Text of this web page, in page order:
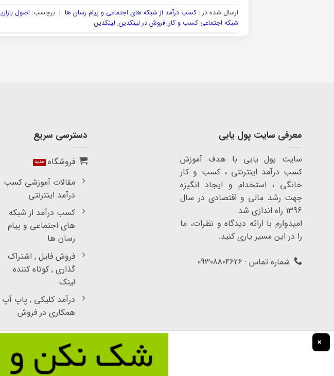
ارسال شده در :کسب درآمد از شبکه های اجتماعی و پیام رسان ها | برچسب: اصول
شبکه اجتماعی کسب و کار,فروش در لینکدین, لینکدین
معرفی سایت پول یابی
سایت پول یابی با هدف آموزش
کسب درآمد اینترنتی ، کسب و کار
خانگی ، استخدام و ایجاد انگیزه
جهت رشد مالی و اقتصادی در سال
1396 راه اندازی شد.
امیدوارم با ارائه دیدگاه و نظرات، ما
را در این مسیر یاری کنید.
شماره تماس : 09308804626
دسترسی سریع
فروشگاه
مقالات آموزشی کسب
درآمد اینترنتی
کسب درآمد از شبکه
های اجتماعی و پیام
رسان ها
فروش فایل , اشتراک
گذاری , کوتاه کننده
لینک
درآمد کلیکی , پاپ آپ
همکاری در فروش
×